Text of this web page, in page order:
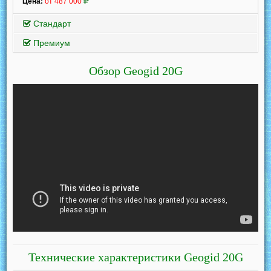
Стандарт
Премиум
Обзор Geogid 20G
Технические характеристики Geogid 20G